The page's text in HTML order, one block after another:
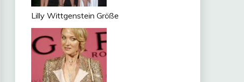
Lilly Wittgenstein Größe